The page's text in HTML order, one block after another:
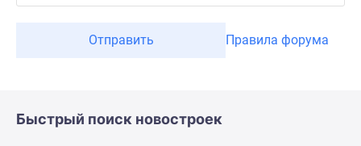
Отправить Правила форума
Быстрый поиск новостроек